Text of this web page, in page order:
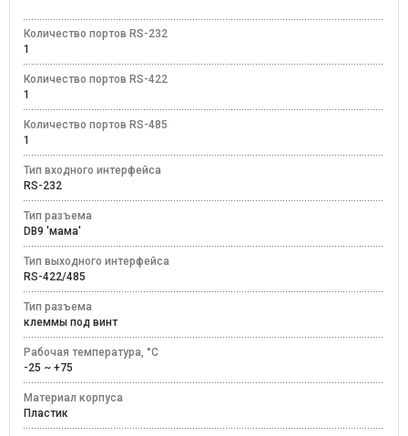
Количество портов RS-232
1
Количество портов RS-422
1
Количество портов RS-485
1
Тип входного интерфейса
RS-232
Тип разъема
DB9 'мама'
Тип выходного интерфейса
RS-422/485
Тип разъема
клеммы под винт
Рабочая температура, °C
-25 ~ +75
Материал корпуса
Пластик